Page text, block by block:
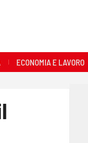
ECONOMIA E LAVORO